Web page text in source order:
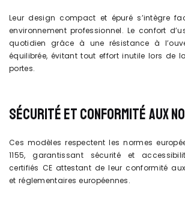
Leur design compact et épuré s’intègre
environnement professionnel. Le confort
quotidien grâce à une résistance à
équilibrée, évitant tout effort inutile lors de
portes.
SÉCURITÉ ET CONFORMITÉ AUX
Ces modèles respectent les normes
1155, garantissant sécurité et
certifiés CE attestant de leur conformité
et réglementaires européennes.